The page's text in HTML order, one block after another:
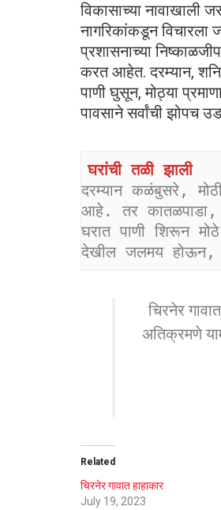
विकासाच्या नावाखाली
नागरिकांकडून
प्रशासनाच्या
करत आहेत. दरम्यान,
पाणी घुसून, मोठ्या
पावसाने सर्वांची झोपच
घरांची तळी झाली
दरम्यान कळंबुसरे,
आहे. तर कातळपाडा,
घरात पाणी शिरून
देखील जलमय होऊन,
चिरनेर
अतिक्रमणे
Related
चिरनेर गावात हाहाकार
July 19, 2023